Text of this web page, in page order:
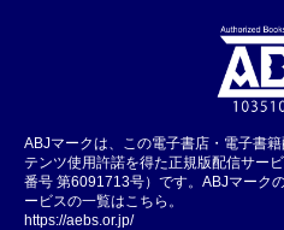
ABJマークは、この電子書店・電子書
テンツ使用許諾を得た正規版配信サー
番号 第6091713号）です。ABJマーク
ービスの一覧はこちら。
https://aebs.or.jp/